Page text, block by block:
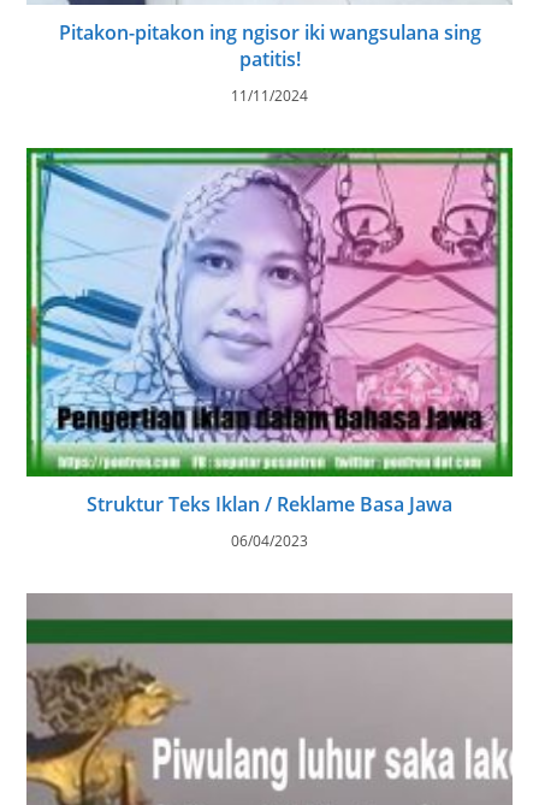
Pitakon-pitakon ing ngisor iki wangsulana sing
patitis!
11/11/2024
Struktur Teks Iklan / Reklame Basa Jawa
06/04/2023